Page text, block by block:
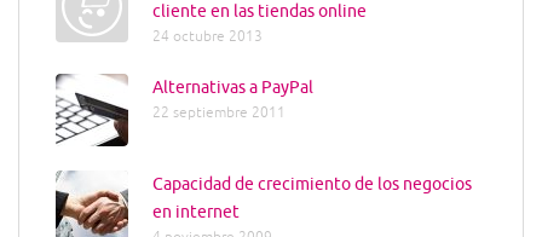
cliente en las tiendas online
24 octubre 2013
Alternativas a PayPal
22 septiembre 2011
Capacidad de crecimiento de los negocios
en internet